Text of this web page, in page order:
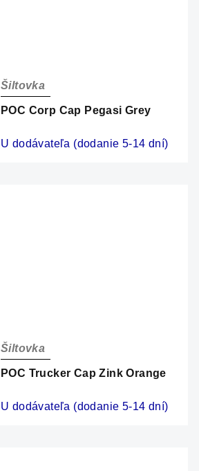
POC Corp Cap Pegasi Grey
Šiltovka
U dodávateľa (dodanie 5-14 dní)
POC Trucker Cap Zink Orange
Šiltovka
U dodávateľa (dodanie 5-14 dní)